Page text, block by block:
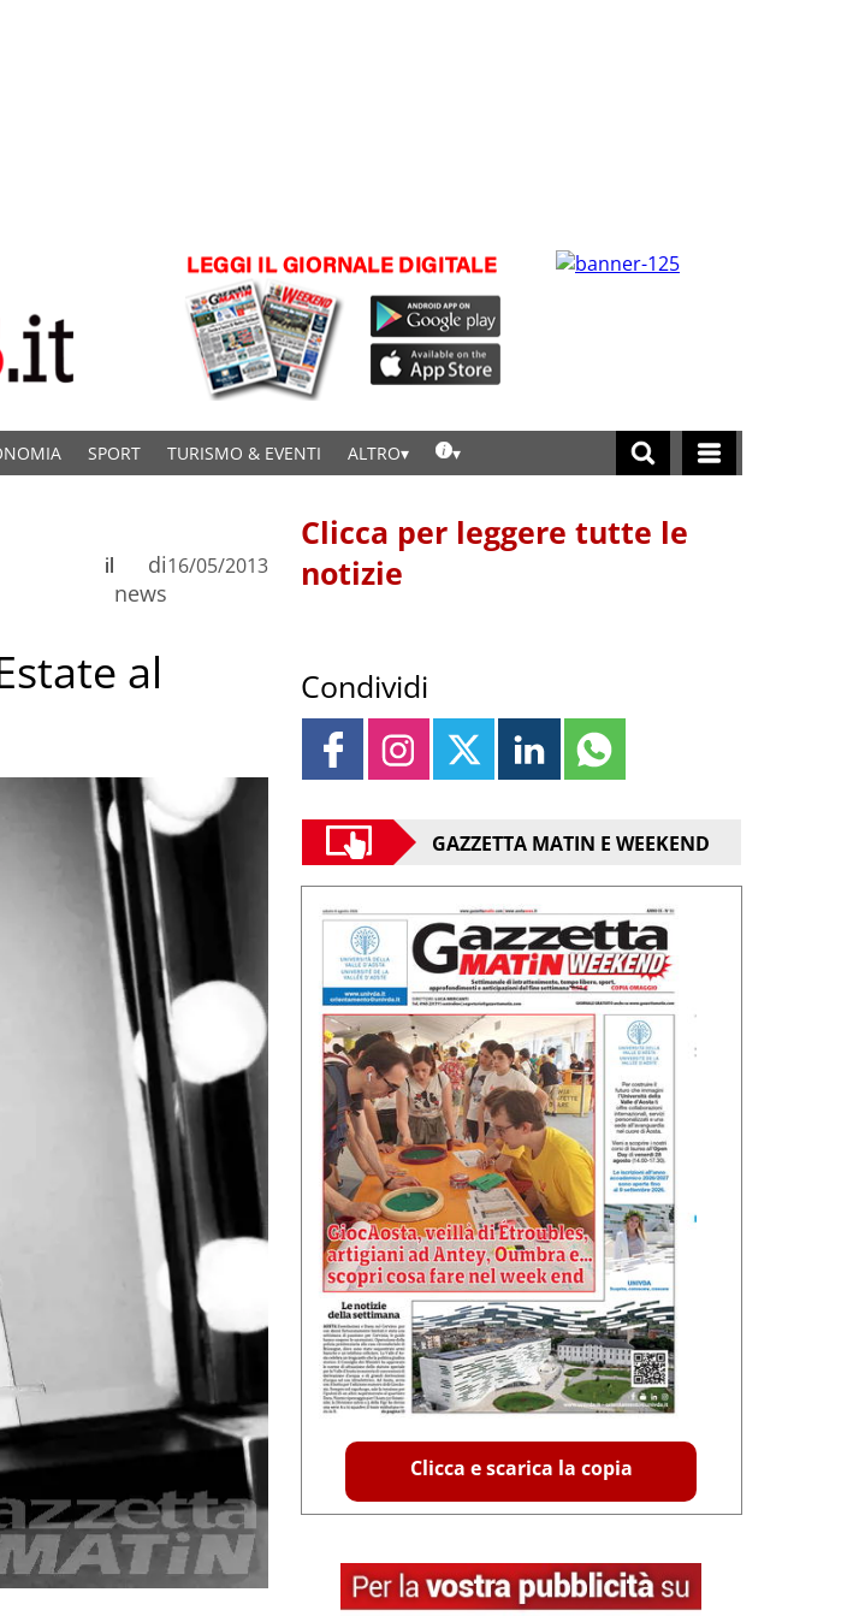
SPORT TURISMO & EVENTI ALTRO
di
news
il 16/05/2013
al
Clicca per leggere tutte le
notizie
Condividi
GAZZETTA MATIN E WEEKEND
Clicca e scarica la copia